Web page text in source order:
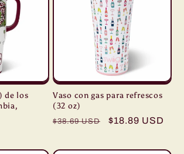
de los
Vaso con gas para refrescos
(32 oz)
Precio
$38.69 USD
Precio
oferta
$18.89 USD